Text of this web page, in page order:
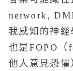
network,
我感知的神經
也是FOPO（
他人意見恐